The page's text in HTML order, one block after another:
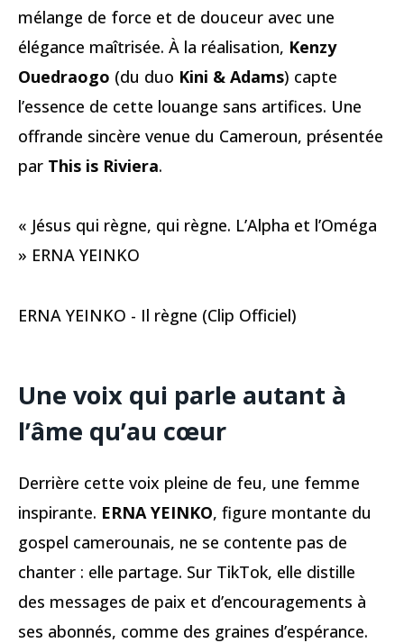
mélange de force et de douceur avec une
élégance maîtrisée. À la réalisation, Kenzy
Ouedraogo (du duo Kini & Adams) capte
l’essence de cette louange sans artifices. Une
offrande sincère venue du Cameroun, présentée
par This is Riviera.
« Jésus qui règne, qui règne. L’Alpha et l’Oméga
» ERNA YEINKO
ERNA YEINKO - Il règne (Clip Officiel)
Une voix qui parle autant à
l’âme qu’au cœur
Derrière cette voix pleine de feu, une femme
inspirante. ERNA YEINKO, figure montante du
gospel camerounais, ne se contente pas de
chanter : elle partage. Sur TikTok, elle distille
des messages de paix et d’encouragements à
ses abonnés, comme des graines d’espérance.